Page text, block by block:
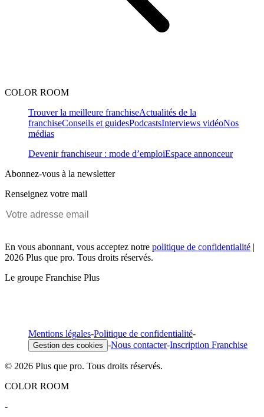
COLOR ROOM
Trouver la meilleure franchiseActualités de la
franchiseConseils et guidesPodcastsInterviews vidéoNos
médias
Devenir franchiseur : mode d’emploiEspace annonceur
Abonnez-vous à la newsletter
Renseignez votre mail
En vous abonnant, vous acceptez notre politique de confidentialité |
2026 Plus que pro. Tous droits réservés.
Le groupe Franchise Plus
Mentions légales-Politique de confidentialité-
Gestion des cookies -Nous contacter-Inscription Franchise
© 2026 Plus que pro. Tous droits réservés.
COLOR ROOM
-